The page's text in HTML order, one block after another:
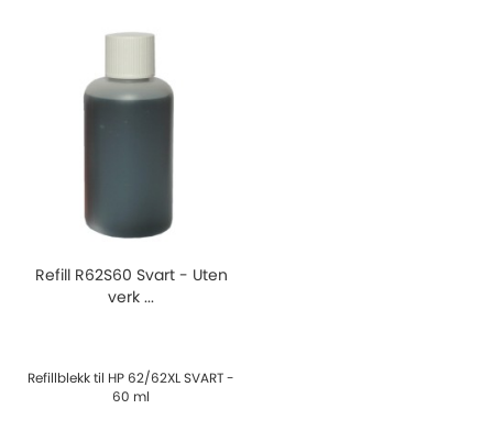
Refill R62S60 Svart - Uten
verk ...
Refillblekk til HP 62/62XL SVART -
60 ml